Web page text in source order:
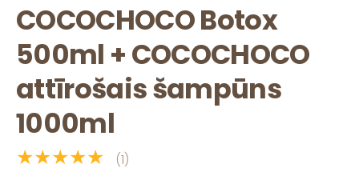
COCOCHOCO Botox
500ml + COCOCHOCO
attīrošais šampūns
1000ml
★★★★★ (1)